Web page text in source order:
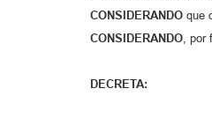
CONSIDERANDO que
CONSIDERANDO ,
DECRETA: